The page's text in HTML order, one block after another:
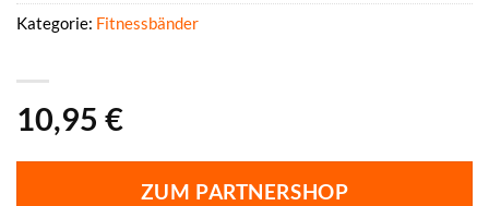
10,95 €
ZUM PARTNERSHOP
Kategorie: Fitnessbänder